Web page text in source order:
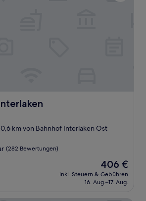
km von Bahnhof Interlaken Ost
(282 Bewertungen)
Der
Preis
beträgt
406 €
inkl. Steuern & Gebühren
16. Aug.–17. Aug.